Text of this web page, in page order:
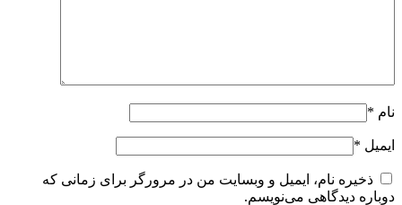
نام *
ایمیل *
ذخیره نام، ایمیل و وبسایت من در مرورگر برای زمانی که
دوباره دیدگاهی می‌نویسم.